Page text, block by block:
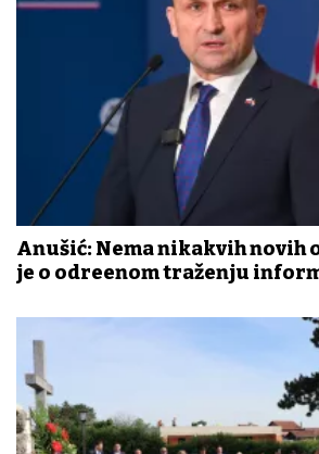
Anušić: Nema nikakvih novih
je o određenom traženju